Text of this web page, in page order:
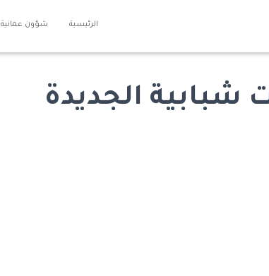
الرئيسية شؤون عمانية
شبابية الجديدة